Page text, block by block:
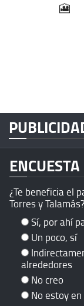
🎦
ENCUESTA
¿Te beneficia el
Torres y Talamás?
Sí, por ahí
Un poco, sí
alrededores
No creo
No estoy en